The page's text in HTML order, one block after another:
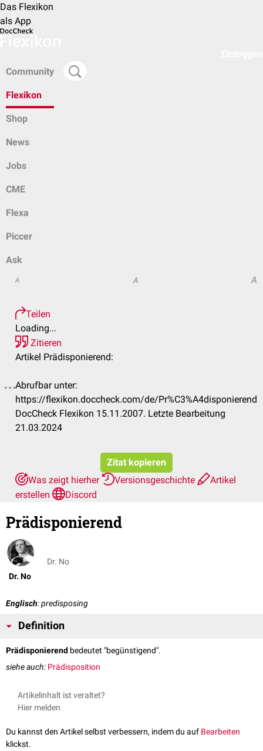
Das Flexikon
als App
Community
Flexikon
Shop
News
Jobs
CME
Flexa
Piccer
Ask
A A A
Teilen
Loading...
Zitieren
Artikel Prädisponierend:
Abrufbar unter:
https://flexikon.doccheck.com/de/Pr%C3%A4disponierend
DocCheck Flexikon 15.11.2007. Letzte Bearbeitung
21.03.2024
Zitat kopieren
Was zeigt hierher
Versionsgeschichte
Artikel
erstellen
Discord
Prädisponierend
Dr. No
Dr. No
Englisch: predisposing
Definition
Prädisponierend bedeutet "begünstigend".
siehe auch: Prädisposition
Artikelinhalt ist veraltet?
Hier melden
Du kannst den Artikel selbst verbessern, indem du auf Bearbeiten
klickst.